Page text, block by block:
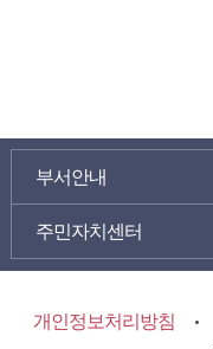
부서안내
주민자치센터
개인정보처리방침